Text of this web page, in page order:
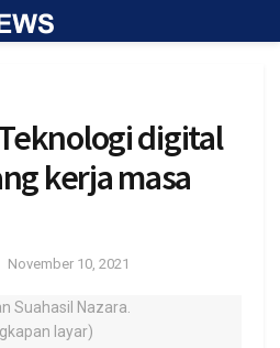
digital
kerja masa
November 10, 2021